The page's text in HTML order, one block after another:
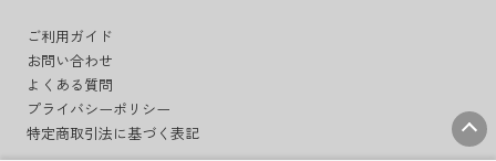
ご利用ガイド
お問い合わせ
よくある質問
プライバシーポリシー
特定商取引法に基づく表記